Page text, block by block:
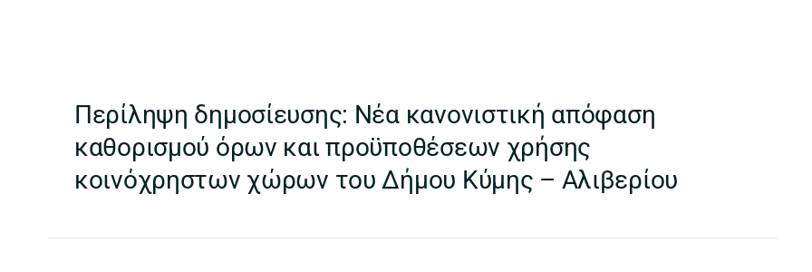
Περίληψη δημοσίευσης: Νέα κανονιστική απόφαση
καθορισμού όρων και προϋποθέσεων χρήσης
κοινόχρηστων χώρων του Δήμου Κύμης – Αλιβερίου